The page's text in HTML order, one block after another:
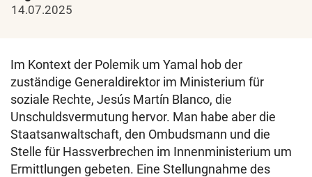
14.07.2025
Im Kontext der Polemik um Yamal hob der
zuständige Generaldirektor im Ministerium für
soziale Rechte, Jesús Martín Blanco, die
Unschuldsvermutung hervor. Man habe aber die
Staatsanwaltschaft, den Ombudsmann und die
Stelle für Hassverbrechen im Innenministerium um
Ermittlungen gebeten. Eine Stellungnahme des